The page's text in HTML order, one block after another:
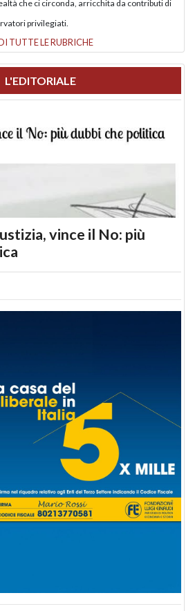
che ci circonda, arricchita da contributi di
privilegiati.
TUTTE LE RUBRICHE
L'EDITORIALE
vince il No: più